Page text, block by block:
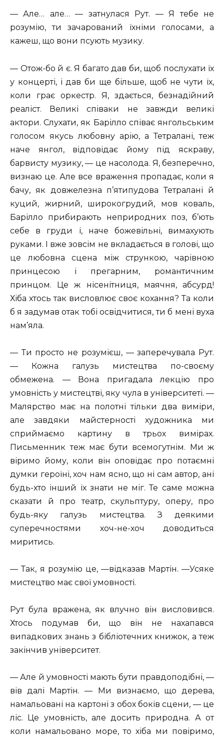
— Але… але… — затнулася Рут. — Я тебе не
розумію, ти зачарований їхніми голосами, а
кажеш, що вони псують музику.
— Отож-бо й є. Я багато дав би, щоб послухати їх
у концерті, і дав би ще більше, щоб не чути їх,
коли грає оркестр. Я, здається, безнадійний
реаліст. Великі співаки не завжди великі
актори. Слухати, як Барілло співає янгольським
голосом якусь любовну арію, а Тетралані, теж
наче янгол, відповідає йому під яскраву,
барвисту музику, — це насолода. Я, безперечно,
визнаю це. Але все враження пропадає, коли я
бачу, як довжелезна п’ятипудова Тетралані й
куций, жирний, широкогрудий, мов коваль,
Барілло прибирають неприродних поз, б’ють
себе в груди і, наче божевільні, вимахують
руками. І вже зовсім не вкладається в голові, що
це любовна сцена між стрункою, чарівною
принцесою і прегарним, романтичним
принцом. Це ж нісенітниця, маячня, абсурд!
Хіба хтось так висловлює своє кохання? Та коли
б я задумав отак тобі освідчитися, ти б мені вуха
нам’яла.
— Ти просто не розумієш, — заперечувала Рут.
— Кожна галузь мистецтва по-своєму
обмежена. — Вона пригадала лекцію про
умовність у мистецтві, яку чула в університеті. —
Малярство має на полотні тільки два виміри,
але завдяки майстерності художника ми
сприймаємо картину в трьох вимірах.
Письменник теж має бути всемогутнім. Ми ж
віримо йому, коли він оповідає про потаємні
думки героїні, хоч нам ясно, що ні сам автор, ані
будь-хто інший їх знати не міг. Те саме можна
сказати й про театр, скульптуру, оперу, про
будь-яку галузь мистецтва. З деякими
суперечностями хоч-не-хоч доводиться
миритись.
— Так, я розумію це, —відказав Мартін. —Усяке
мистецтво має свої умовності.
Рут була вражена, як влучно він висловився.
Хтось подумав би, що він не нахапався
випадкових знань з бібліотечних книжок, а теж
закінчив університет.
— Але й умовності мають бути правдоподібні, —
вів далі Мартін. — Ми визнаємо, що дерева,
намальовані на картоні з обох боків сцени, — це
ліс. Це умовність, але досить природна. А от
коли намальовано море, то хіба ми повіримо,